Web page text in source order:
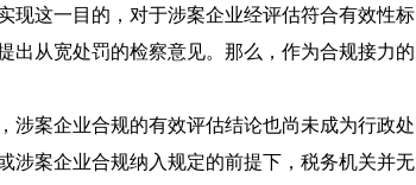
现这一目的，对于涉案企业经评估符合有效性标
出从宽处罚的检察意见。那么，作为合规接力的
案企业合规的有效评估结论也尚未成为行政处
涉案企业合规纳入规定的前提下，税务机关并无